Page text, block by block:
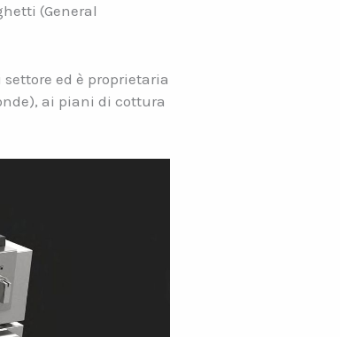
(General
ed è proprietaria
ai piani di cottura